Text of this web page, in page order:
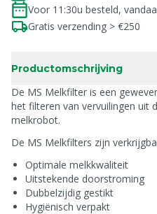
Voor 11:30u besteld,
Gratis verzending > €250
Productomschrijving
De MS Melkfilter is een
het filteren van vervuilingen uit
melkrobot.
De MS Melkfilters zijn
Optimale melkkwaliteit
Uitstekende doorstroming
Dubbelzijdig gestikt
Hygiënisch verpakt